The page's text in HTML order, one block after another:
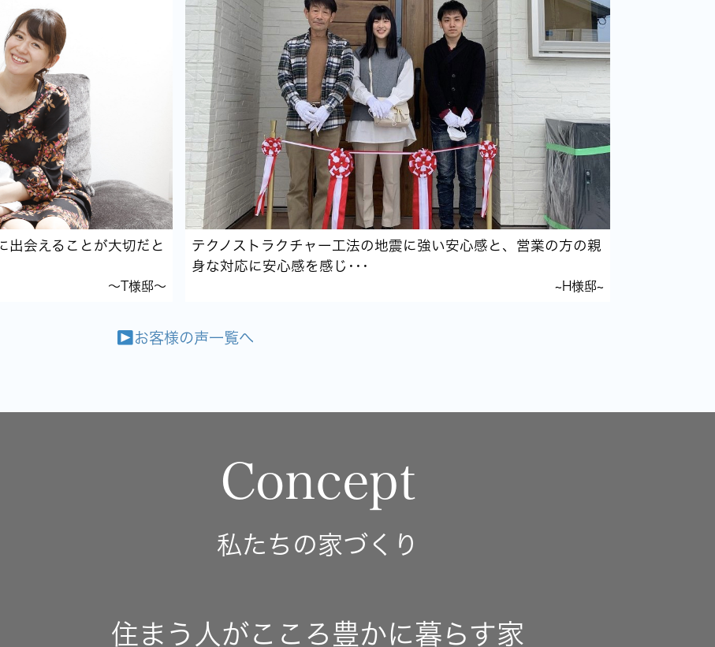
出会えることが大切だと
～T様邸～
テクノストラクチャー工法の地震に強い安心感と、営業の方の親
身な対応に安心感を感じ･･･
~H様邸~
お客様の声一覧へ
Concept
私たちの家づくり
住まう人がこころ豊かに暮らす家